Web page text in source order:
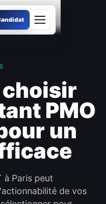
Ouvrir le menu
PMO
un
à Paris peut
de vos